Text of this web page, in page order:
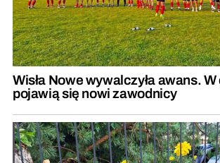
Wisła Nowe wywalczyła awans.
pojawią się nowi zawodnicy